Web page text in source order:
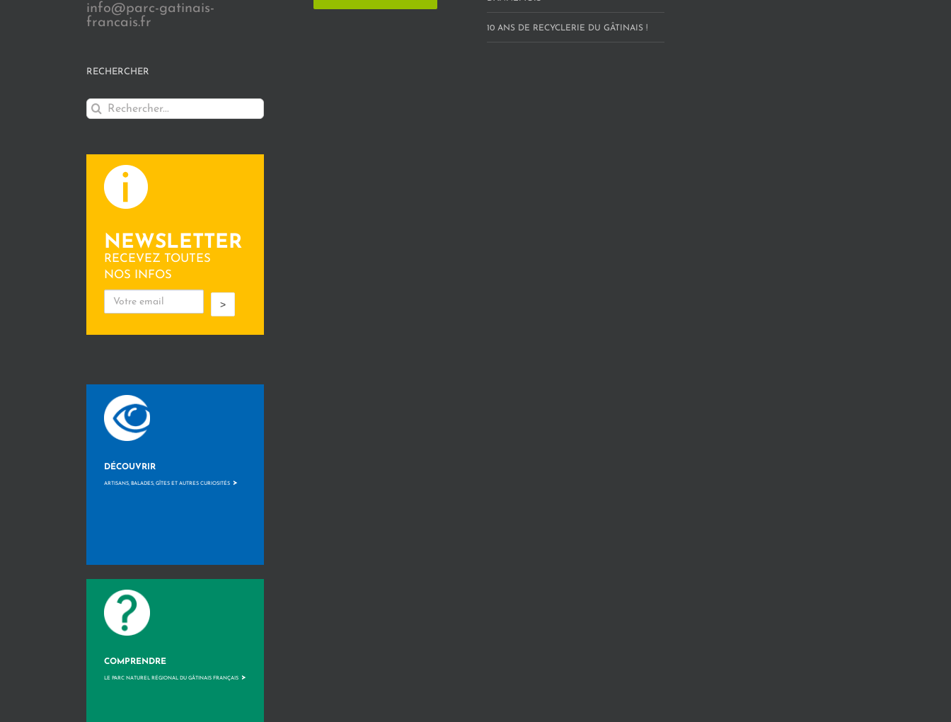
info@parc-gatinais-
francais.fr
RECHERCHER
Rechercher:
NEWSLETTER
RECEVEZ TOUTES
NOS INFOS
>
DÉCOUVRIR
ARTISANS, BALADES, GÎTES ET AUTRES CURIOSITÉS >
COMPRENDRE
LE PARC NATUREL RÉGIONAL DU GÂTINAIS FRANÇAIS >
10 ANS DE RECYCLERIE DU GÂTINAIS !